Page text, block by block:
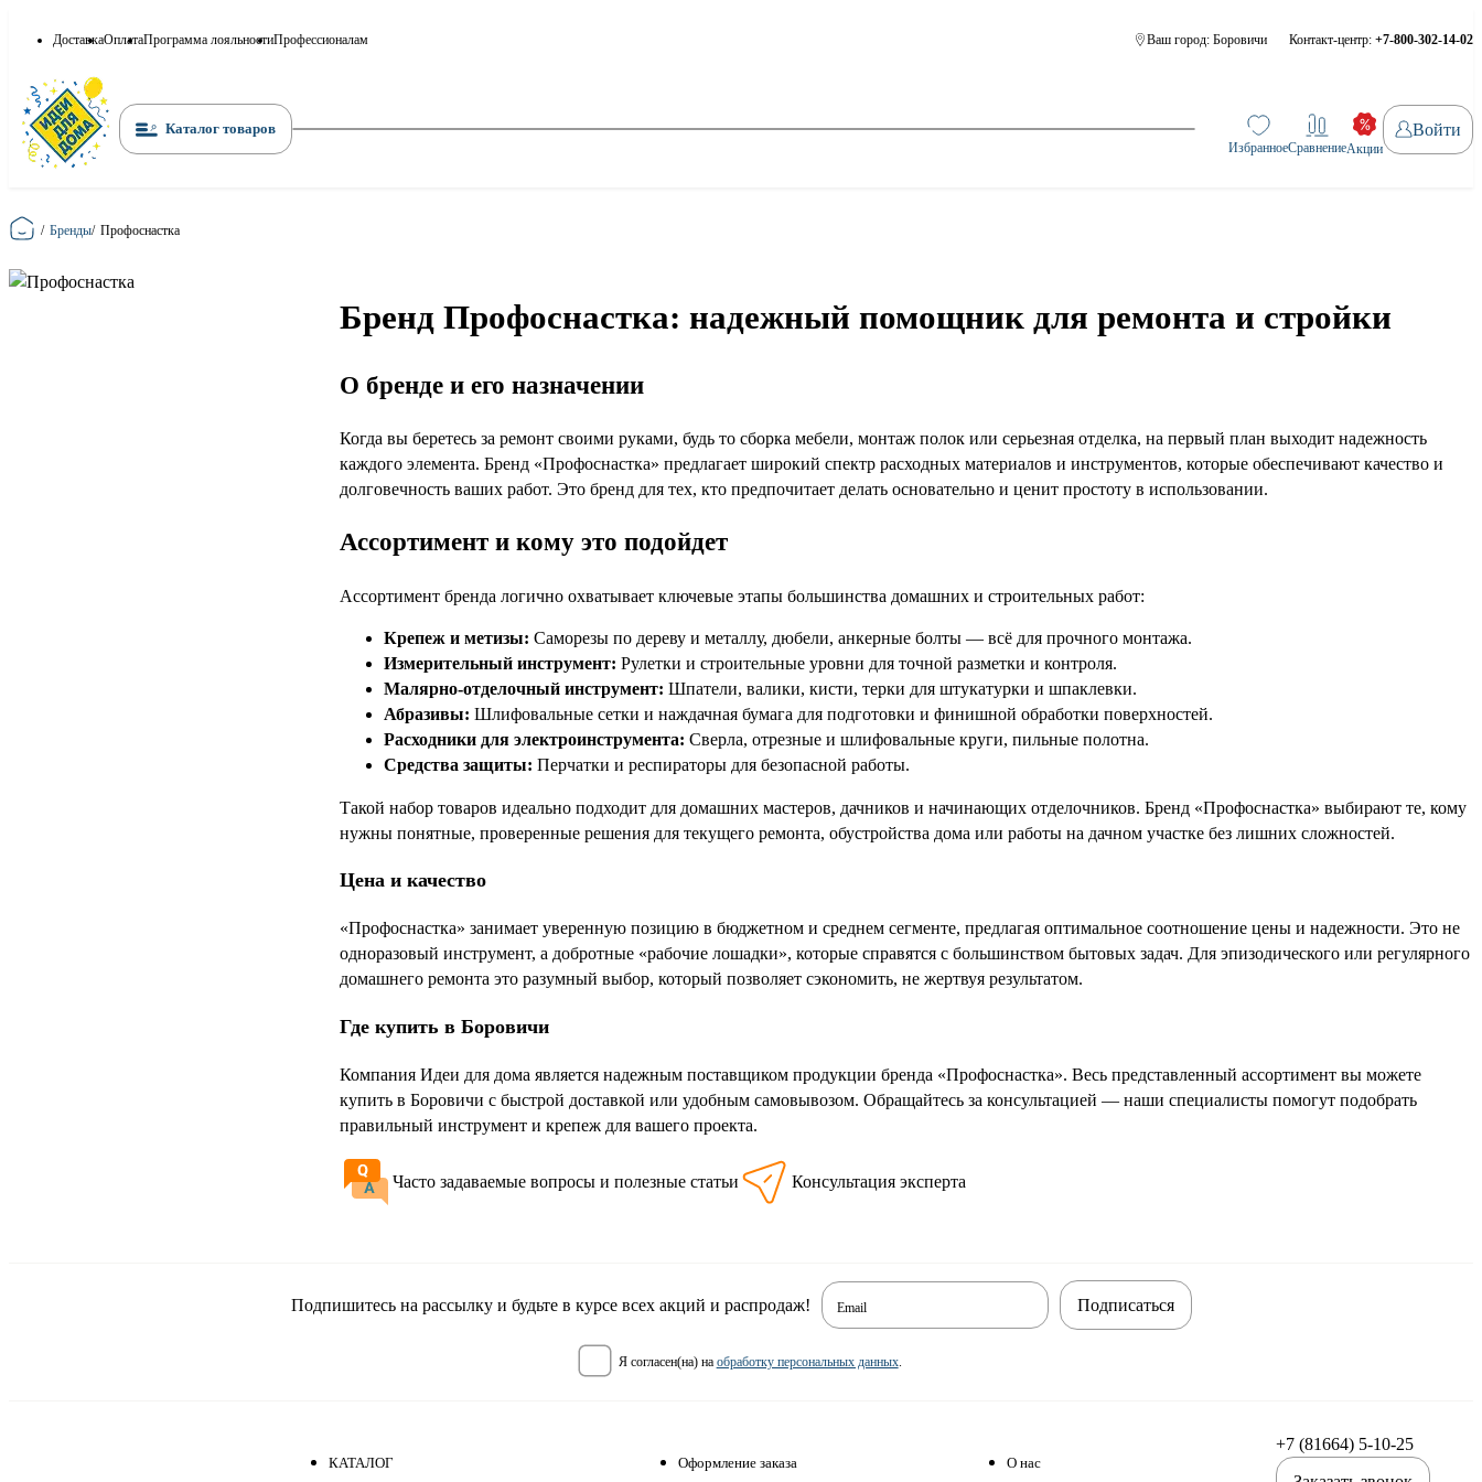
ДоставкаОплатаПрограмма лояльностиПрофессионалам Ваш город: Боровичи Контакт-центр: +7-800-302-14-02
Каталог товаров
ИзбранноеСравнениеАкции
Войти
Главная
/ Бренды/ Профоснастка
Бренд Профоснастка: надежный помощник для ремонта и стройки
О бренде и его назначении
Когда вы беретесь за ремонт своими руками, будь то сборка мебели, монтаж полок или серьезная отделка, на первый план выходит надежность
каждого элемента. Бренд «Профоснастка» предлагает широкий спектр расходных материалов и инструментов, которые обеспечивают качество и
долговечность ваших работ. Это бренд для тех, кто предпочитает делать основательно и ценит простоту в использовании.
Ассортимент и кому это подойдет
Ассортимент бренда логично охватывает ключевые этапы большинства домашних и строительных работ:
Крепеж и метизы: Саморезы по дереву и металлу, дюбели, анкерные болты — всё для прочного монтажа.
Измерительный инструмент: Рулетки и строительные уровни для точной разметки и контроля.
Малярно-отделочный инструмент: Шпатели, валики, кисти, терки для штукатурки и шпаклевки.
Абразивы: Шлифовальные сетки и наждачная бумага для подготовки и финишной обработки поверхностей.
Расходники для электроинструмента: Сверла, отрезные и шлифовальные круги, пильные полотна.
Средства защиты: Перчатки и респираторы для безопасной работы.
Такой набор товаров идеально подходит для домашних мастеров, дачников и начинающих отделочников. Бренд «Профоснастка» выбирают те, кому
нужны понятные, проверенные решения для текущего ремонта, обустройства дома или работы на дачном участке без лишних сложностей.
Цена и качество
«Профоснастка» занимает уверенную позицию в бюджетном и среднем сегменте, предлагая оптимальное соотношение цены и надежности. Это не
одноразовый инструмент, а добротные «рабочие лошадки», которые справятся с большинством бытовых задач. Для эпизодического или регулярного
домашнего ремонта это разумный выбор, который позволяет сэкономить, не жертвуя результатом.
Где купить в Боровичи
Компания Идеи для дома является надежным поставщиком продукции бренда «Профоснастка». Весь представленный ассортимент вы можете
купить в Боровичи с быстрой доставкой или удобным самовывозом. Обращайтесь за консультацией — наши специалисты помогут подобрать
правильный инструмент и крепеж для вашего проекта.
Часто задаваемые вопросы и полезные статьи Консультация эксперта
Подпишитесь на рассылку и будьте в курсе всех акций и распродаж! Email
я согласен(на) на обработку персональных данных.
Подписаться
КАТАЛОГ
Оформление заказа
О нас
+7 (81664) 5-10-25